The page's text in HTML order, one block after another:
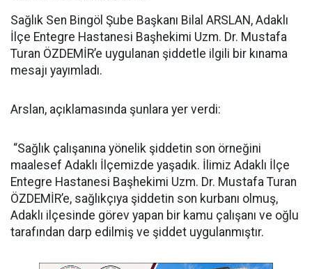
Sağlık Sen Bingöl Şube Başkanı Bilal ARSLAN, Adaklı
İlçe Entegre Hastanesi Başhekimi Uzm. Dr. Mustafa
Turan ÖZDEMİR’e uygulanan şiddetle ilgili bir kınama
mesajı yayımladı.
Arslan, açıklamasında şunlara yer verdi:
“Sağlık çalışanına yönelik şiddetin son örneğini
maalesef Adaklı İlçemizde yaşadık. İlimiz Adaklı İlçe
Entegre Hastanesi Başhekimi Uzm. Dr. Mustafa Turan
ÖZDEMİR’e, sağlıkçıya şiddetin son kurbanı olmuş,
Adaklı ilçesinde görev yapan bir kamu çalışanı ve oğlu
tarafından darp edilmiş ve şiddet uygulanmıştır.